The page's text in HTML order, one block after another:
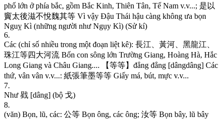
phố lớn ở phía bắc, gồm Bắc Kinh, Thiên Tân, Tế Nam v.v...; 是 以
竇太後滋不悅魏其等 Vì vậy Đậu Thái hậu càng không ưa bọn
Nguỵ Kì (những người như Ngụy Kì) (Sử kí)
6.
Các (chỉ số nhiều trong một đoạn liệt kê): 長江 黃河 黑龍江
珠江等四大河流 Bốn con sông lớn Trường Giang, Hoàng Hà, Hắc
Long Giang và Châu Giang.... 【等等】 đẳng đẳng [dângdâng] Các
thứ, vân vân v.v...: 紙張筆墨等等 Giấy má, bút, mực v.v...
7.
Như 戥 [dâng] (bộ 戈)
8.
(văn) Bọn, lũ, các: 公等 Bọn ông, các ông; 汝等 Bọn bây, lũ bây